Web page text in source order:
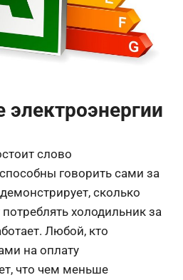
электроэнергии
слово
говорить сами за
сколько
холодильник за
Любой, кто
на оплату
что чем меньше